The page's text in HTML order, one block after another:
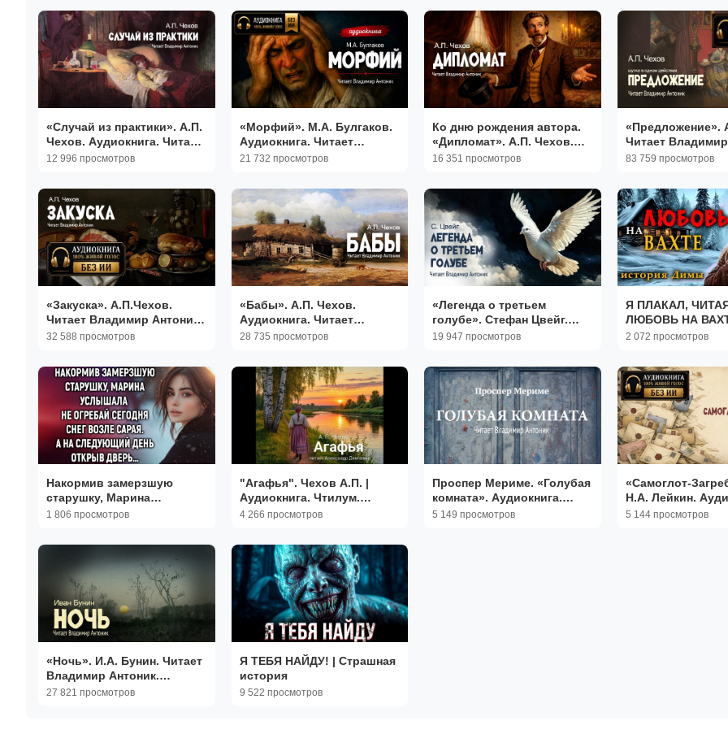
«Случай из практики». А.П.
Чехов. Аудиокнига. Читает
Владимир Антоник
12 996 просмотров
«Морфий». М.А. Булгаков.
Аудиокнига. Читает
Владимир Антоник.
21 732 просмотров
Ко дню рождения автора.
«Дипломат». А.П. Чехов.
Аудиокнига. Читает
16 351 просмотров
«Предложение».
Читает
Аудиокнига
83 759 просмотров
«Закуска». А.П.Чехов.
Читает Владимир Антоник.
Аудиокнига
32 588 просмотров
«Бабы». А.П. Чехов.
Аудиокнига. Читает
Владимир Антоник
28 735 просмотров
«Легенда о третьем
голубе». Стефан Цвейг.
Читает Владимир Антоник.
19 947 просмотров
Я ПЛАКАЛ,
ЛЮБОВЬ НА
Истории из жизни
2 072 просмотров
Накормив замерзшую
старушку, Марина
услышала | Истории из
1 806 просмотров
"Агафья". Чехов А.П. |
Аудиокнига. Чтилум.
Александр Демченко
4 266 просмотров
Проспер Мериме. «Голубая
комната». Аудиокнига.
Читает Владимир Антоник
5 149 просмотров
«Самоглот-
Н.А. Лейкин.
Читает Владимир
5 144 просмотров
«Ночь». И.А. Бунин. Читает
Владимир Антоник.
Аудиокнига
27 821 просмотров
Я ТЕБЯ НАЙДУ! | Страшная
история
9 522 просмотров